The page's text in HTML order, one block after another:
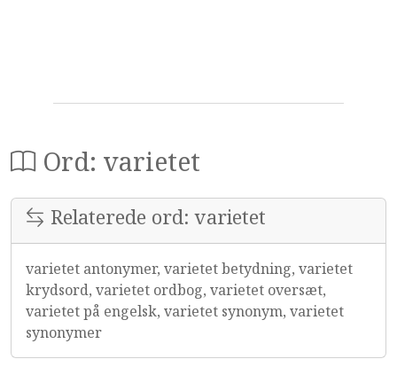
Ord: varietet
Relaterede ord: varietet
varietet antonymer, varietet betydning, varietet
krydsord, varietet ordbog, varietet oversæt,
varietet på engelsk, varietet synonym, varietet
synonymer